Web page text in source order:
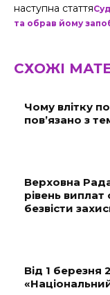
наступна стаття
та обрав йому
СХОЖІ
Чому влітку
пов’язано з
Верховна
рівень виплат
безвісти
Від 1 березня